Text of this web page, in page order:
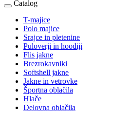
Catalog
T-majice
Polo majice
Srajce in pletenine
Puloverji in hoodiji
Flis jakne
Brezrokavniki
Softshell jakne
Jakne in vetrovke
Športna oblačila
Hlače
Delovna oblačila